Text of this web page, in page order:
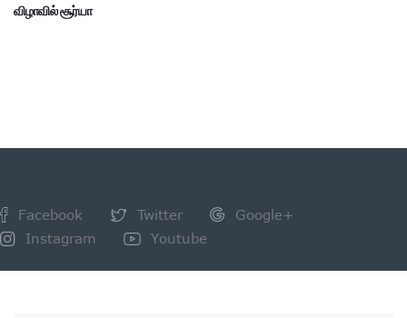
விழாவில் சூர்யா
Facebook Twitter
Google+
Instagram
Youtube